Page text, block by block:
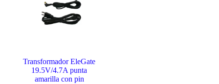
Transformador EleGate
19.5V/4.7A punta
amarilla con pin